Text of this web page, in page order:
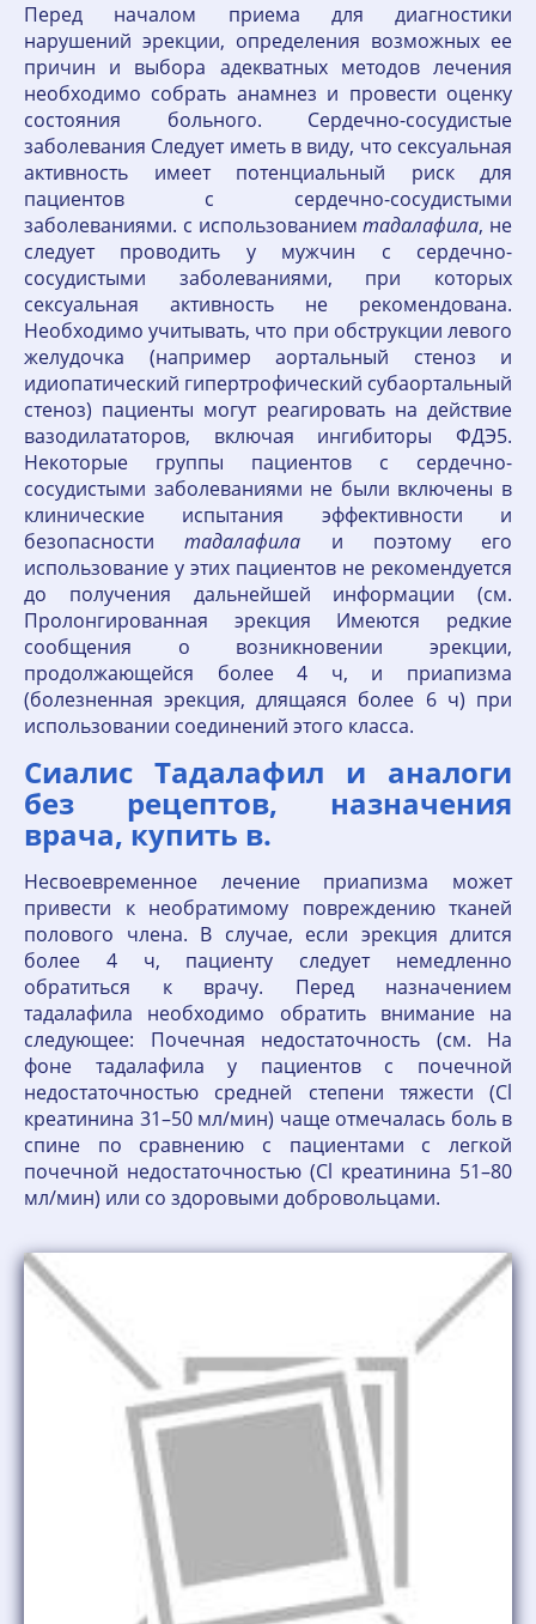
Перед началом приема для диагностики
нарушений эрекции, определения возможных ее
причин и выбора адекватных методов лечения
необходимо собрать анамнез и провести оценку
состояния больного. Сердечно-сосудистые
заболевания Следует иметь в виду, что сексуальная
активность имеет потенциальный риск для
пациентов с сердечно-сосудистыми
заболеваниями. с использованиемтадалафила, не
следует проводить у мужчин с сердечно-
сосудистыми заболеваниями, при которых
сексуальная активность не рекомендована.
Необходимо учитывать, что при обструкции левого
желудочка (например аортальный стеноз и
идиопатический гипертрофический субаортальный
стеноз) пациенты могут реагировать на действие
вазодилататоров, включая ингибиторы ФДЭ5.
Некоторые группы пациентов с сердечно-
сосудистыми заболеваниями не были включены в
клинические испытания эффективности и
безопасноститадалафила и поэтому его
использование у этих пациентов не рекомендуется
до получения дальнейшей информации (см.
Пролонгированная эрекция Имеются редкие
сообщения о возникновении эрекции,
продолжающейся более 4 ч, и приапизма
(болезненная эрекция, длящаяся более 6 ч) при
использовании соединений этого класса.
Сиалис Тадалафил и аналоги
без рецептов, назначения
врача, купить в.
Несвоевременное лечение приапизма может
привести к необратимому повреждению тканей
полового члена. В случае, если эрекция длится
более 4 ч, пациенту следует немедленно
обратиться к врачу. Перед назначением
тадалафила необходимо обратить внимание на
следующее: Почечная недостаточность (см. На
фоне тадалафила у пациентов с почечной
недостаточностью средней степени тяжести (Cl
креатинина 31–50 мл/мин) чаще отмечалась боль в
спине по сравнению с пациентами с легкой
почечной недостаточностью (Cl креатинина 51–80
мл/мин) или со здоровыми добровольцами.